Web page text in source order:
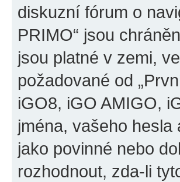
diskuzní fórum o
PRIMO“ jsou
jsou platné v zemi,
požadované od
iGO8, iGO AMIGO,
jména, vašeho
jako povinné nebo
rozhodnout, zda-li